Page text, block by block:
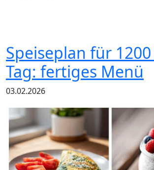
Speiseplan für
Tag: fertiges Menü
03.02.2026